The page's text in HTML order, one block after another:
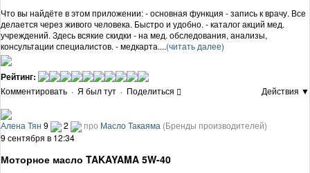
Что вы найдёте в этом приложении: - основная функция - запись к врачу. Все
делается через живого человека. Быстро и удобно. - каталог акций мед.
учреждений. Здесь всякие скидки - на мед. обследования, анализы,
консультации специалистов. - медкарта....(читать далее)
Рейтинг:
Комментировать · Я был тут · Поделиться Действия ▼
Алена Тян 9 2 про Масло Такаяма (Бренды производителей)
9 сентября в 12:34
Моторное масло TAKAYAMA 5W-40